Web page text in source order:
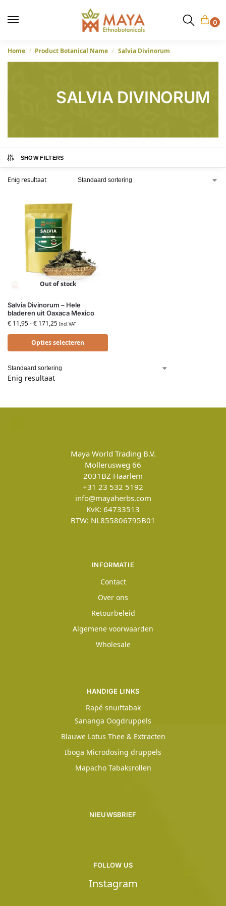
0
Home / Product Botanical Name / Salvia Divinorum
SALVIA DIVINORUM
SHOW FILTERS
Enig resultaat
Out of stock
Salvia Divinorum – Hele
bladeren uit Oaxaca Mexico
€ 11,95-€ 171,25 Incl. VAT
Opties selecteren
Enig resultaat
Maya World Trading B.V.
Mollerusweg 66
2031BZ Haarlem
+31 23 532 5192
info@mayaherbs.com
KvK: 64733513
BTW: NL855806795B01
INFORMATIE
Contact
Over ons
Retourbeleid
Algemene voorwaarden
Wholesale
HANDIGE LINKS
Rapé snuiftabak
Sananga Oogdruppels
Blauwe Lotus Thee & Extracten
Iboga Microdosing druppels
Mapacho Tabaksrollen
NIEUWSBRIEF
FOLLOW US
Instagram